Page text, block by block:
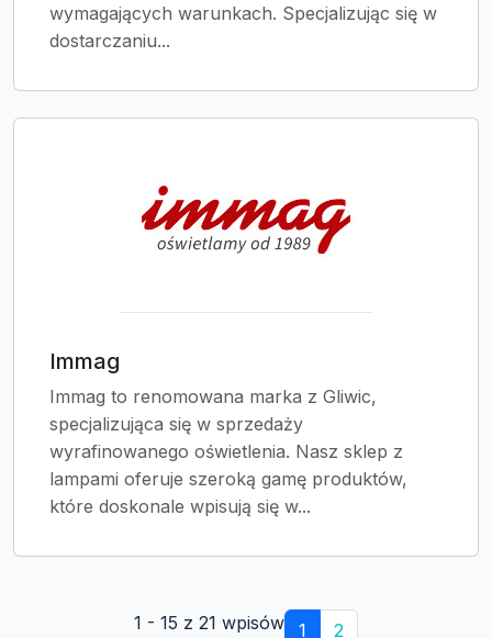
wymagających warunkach. Specjalizując się w
dostarczaniu...
Immag
Immag to renomowana marka z Gliwic,
specjalizująca się w sprzedaży
wyrafinowanego oświetlenia. Nasz sklep z
lampami oferuje szeroką gamę produktów,
które doskonale wpisują się w...
1 - 15 z 21 wpisów 1 2